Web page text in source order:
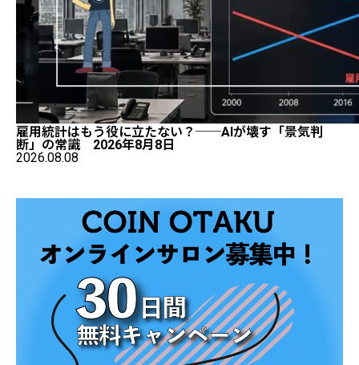
雇用統計はもう役に立たない？──AIが壊す「景気判
断」の常識 2026年8月8日
2026.08.08